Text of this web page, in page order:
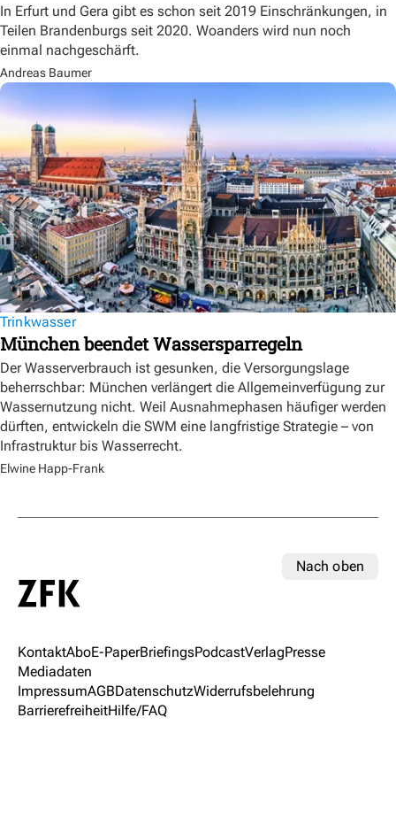
In Erfurt und Gera gibt es schon seit 2019 Einschränkungen, in
Teilen Brandenburgs seit 2020. Woanders wird nun noch
einmal nachgeschärft.
Andreas Baumer
Trinkwasser
München beendet Wassersparregeln
Der Wasserverbrauch ist gesunken, die Versorgungslage
beherrschbar: München verlängert die Allgemeinverfügung zur
Wassernutzung nicht. Weil Ausnahmephasen häufiger werden
dürften, entwickeln die SWM eine langfristige Strategie – von
Infrastruktur bis Wasserrecht.
Elwine Happ-Frank
Nach oben
KontaktAboE-PaperBriefingsPodcastVerlagPresse
Mediadaten
ImpressumAGBDatenschutzWiderrufsbelehrung
BarrierefreiheitHilfe/FAQ